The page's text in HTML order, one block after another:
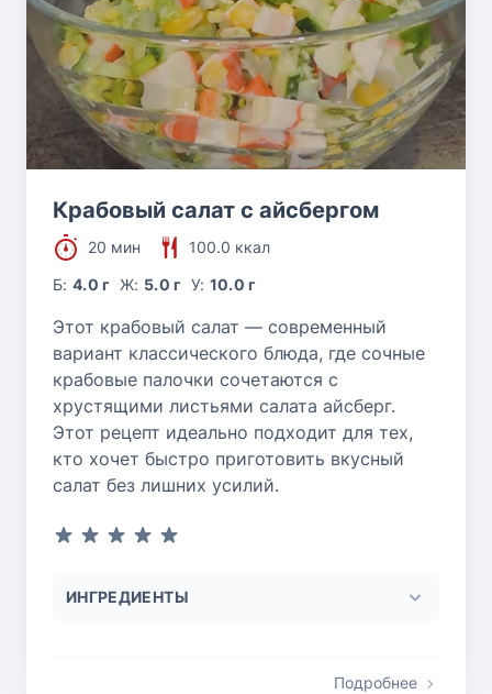
Крабовый салат с айсбергом
20 мин
100.0 ккал
Б:4.0 г Ж: 5.0 г У: 10.0 г
Этот крабовый салат — современный
вариант классического блюда, где сочные
крабовые палочки сочетаются с
хрустящими листьями салата айсберг.
Этот рецепт идеально подходит для тех,
кто хочет быстро приготовить вкусный
салат без лишних усилий.
ИНГРЕДИЕНТЫ
Подробнее